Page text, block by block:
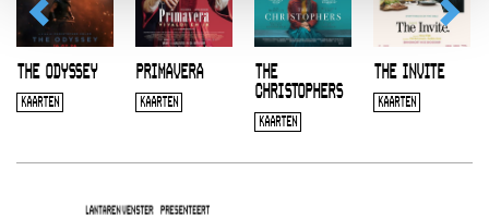
THE ODYSSEY
KAARTEN
PRIMAVERA
KAARTEN
THE
CHRISTOPHERS
KAARTEN
THE INVITE
KAARTEN